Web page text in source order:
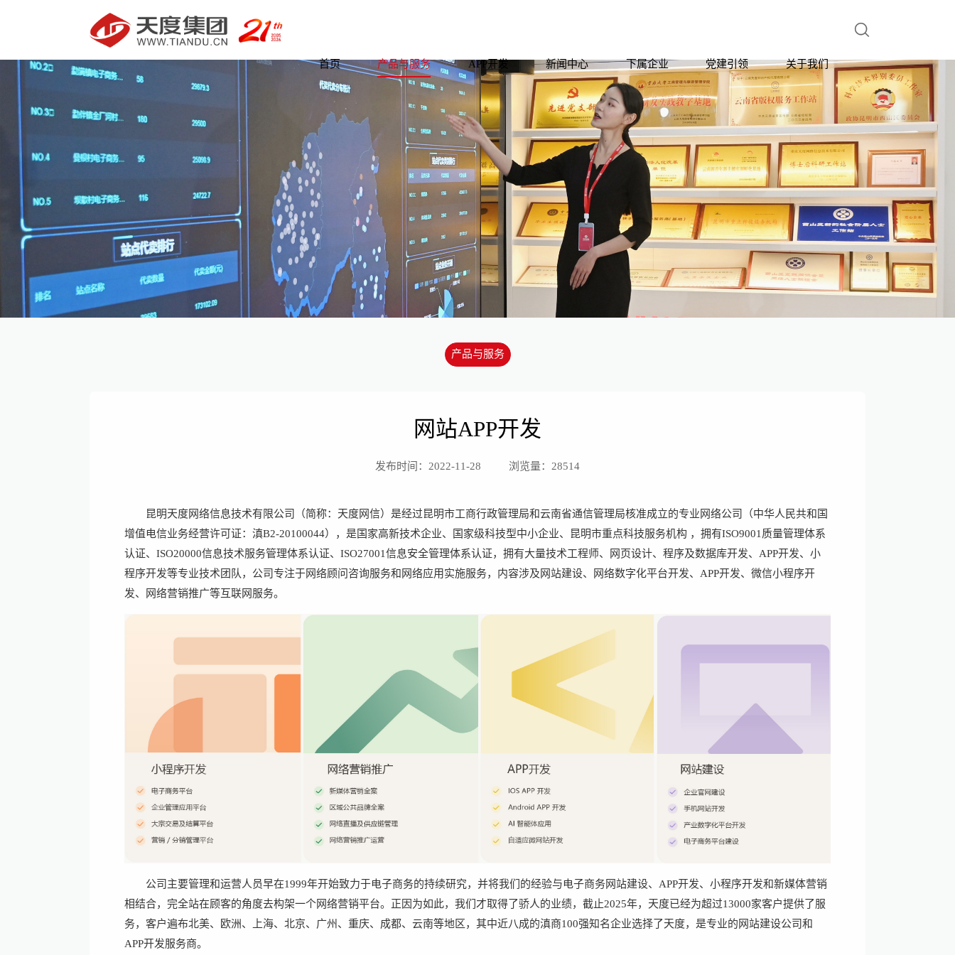

首页 产品与服务 APP开发 新闻中心 下属企业 党建引领 关于我们
产品与服务
网站APP开发
发布时间：2022-11-28 浏览量：28514
昆明天度网络信息技术有限公司（简称：天度网信）是经过昆明市工商行政管理局和云南省通信管理局核准成立的专业网络公司（中华人民共和国
增值电信业务经营许可证：滇B2-20100044），是国家高新技术企业、国家级科技型中小企业、昆明市重点科技服务机构 ，拥有ISO9001质量管理体系
认证、ISO20000信息技术服务管理体系认证、ISO27001信息安全管理体系认证，拥有大量技术工程师、网页设计、程序及数据库开发、APP开发、小
程序开发等专业技术团队，公司专注于网络顾问咨询服务和网络应用实施服务，内容涉及网站建设、网络数字化平台开发、APP开发、微信小程序开
发、网络营销推广等互联网服务。
公司主要管理和运营人员早在1999年开始致力于电子商务的持续研究，并将我们的经验与电子商务网站建设、APP开发、小程序开发和新媒体营销
相结合，完全站在顾客的角度去构架一个网络营销平台。正因为如此，我们才取得了骄人的业绩，截止2025年，天度已经为超过13000家客户提供了服
务，客户遍布北美、欧洲、上海、北京、广州、重庆、成都、云南等地区，其中近八成的滇商100强知名企业选择了天度，是专业的网站建设公司和
APP开发服务商。